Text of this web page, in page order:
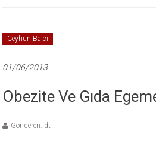
Ceyhun Balcı
01/06/2013
Obezite Ve Gıda
Gönderen: dt